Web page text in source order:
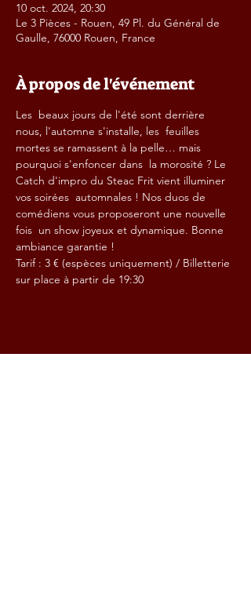
10 oct. 2024, 20:30
Le 3 Pièces - Rouen, 49 Pl. du Général de
Gaulle, 76000 Rouen, France
À propos de l'événement
Les  beaux jours de l'été sont derrière
nous, l'automne s'installe, les  feuilles
mortes se ramassent à la pelle… mais
pourquoi s'enfoncer dans  la morosité ? Le
Catch d'impro du Steac Frit vient illuminer
vos soirées  automnales ! Nos duos de
comédiens vous proposeront une nouvelle
fois  un show joyeux et dynamique. Bonne
ambiance garantie !
Tarif : 3 € (espèces uniquement) / Billetterie
sur place à partir de 19:30